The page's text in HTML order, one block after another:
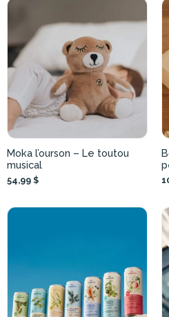
Moka l’ourson – Le toutou
musical
54,99 $